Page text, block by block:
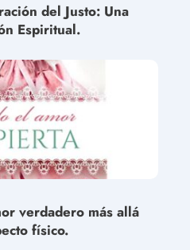
del Justo: Una
Espiritual.
verdadero más allá
físico.